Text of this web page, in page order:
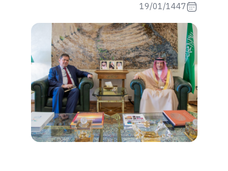
19/01/1447